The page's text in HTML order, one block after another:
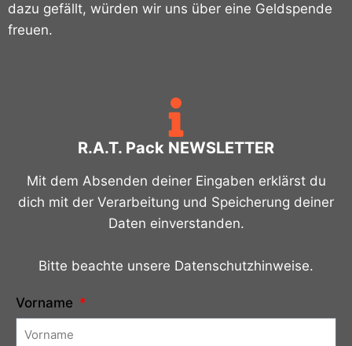
dazu gefällt, würden wir uns über eine Geldspende
freuen.
R.A.T. Pack NEWSLETTER
Mit dem Absenden deiner Eingaben erklärst du
dich mit der Verarbeitung und Speicherung deiner
Daten einverstanden.
Bitte beachte unsere Datenschutzhinweise.
Vorname